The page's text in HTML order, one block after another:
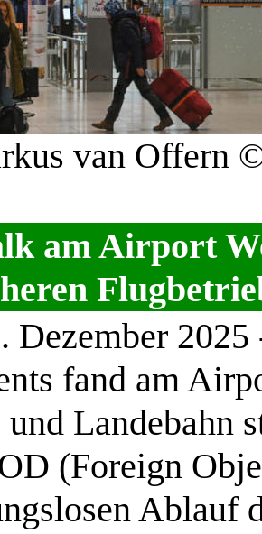
van Offern
am Airport
Dezember
fand am
und Landebahn
(Foreign
Ablauf